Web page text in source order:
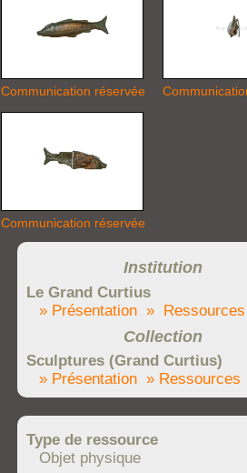
Communication réservée
Communication réservée
Institution
Le Grand Curtius
» Présentation » Ressources
Collection
Sculptures (Grand Curtius)
» Présentation » Ressources
Type de ressource
Objet physique